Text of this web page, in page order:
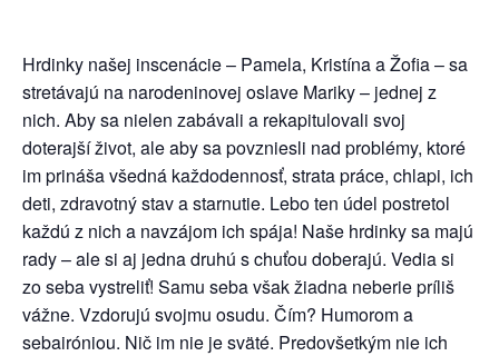
Hrdinky našej inscenácie – Pamela, Kristína a Žofia – sa
stretávajú na narodeninovej oslave Mariky – jednej z
nich. Aby sa nielen zabávali a rekapitulovali svoj
doterajší život, ale aby sa povzniesli nad problémy, ktoré
im prináša všedná každodennosť, strata práce, chlapi, ich
deti, zdravotný stav a starnutie. Lebo ten údel postretol
každú z nich a navzájom ich spája! Naše hrdinky sa majú
rady – ale si aj jedna druhú s chuťou doberajú. Vedia si
zo seba vystreliť! Samu seba však žiadna neberie príliš
vážne. Vzdorujú svojmu osudu. Čím? Humorom a
sebairóniou. Nič im nie je sväté. Predovšetkým nie ich